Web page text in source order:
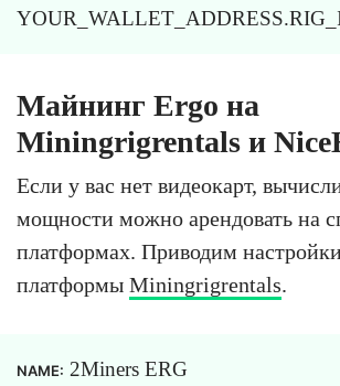
Майнинг Ergo на
Miningrigrentals и
Если у вас нет видеокарт,
мощности можно арендовать на
платформах. Приводим
платформы Miningrigrentals.
NAME: 2Miners ERG